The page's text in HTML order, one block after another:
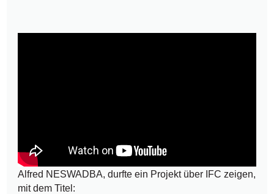
Alfred NESWADBA, durfte ein Projekt über IFC zeigen,
mit dem Titel: